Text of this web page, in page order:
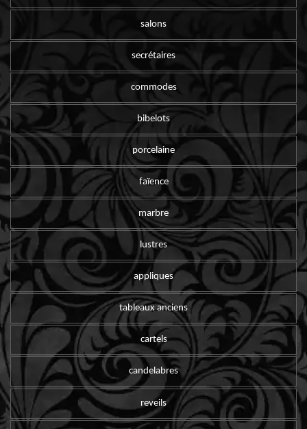
salons
secrétaires
commodes
bibelots
porcelaine
faïence
marbre
lustres
appliques
tableaux anciens
cartels
candelabres
reveils